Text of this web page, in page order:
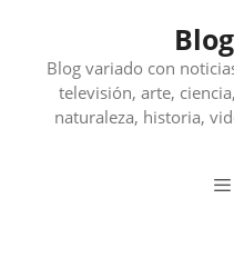
contenidoBlog variado con
televisión, arte,
naturaleza, historia,